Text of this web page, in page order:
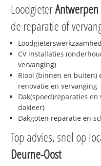
Loodgieter
de reparatie of
CV installaties
vervanging)
Riool (binnen en buiten)
renovatie en vervanging
Dak(spoed)reparaties
dakleer)
Dakgoten reparatie en
Top advies, snel op
Deurne-Oost